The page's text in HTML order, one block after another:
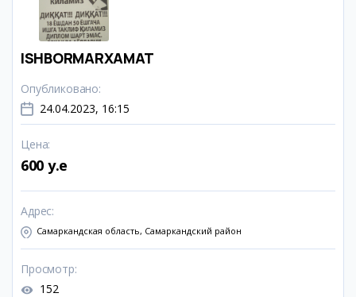
ISHBORMARXAMAT
Опубликовано:
24.04.2023, 16:15
Цена:
600 y.e
Адрес:
Самаркандская область, Самаркандский район
Просмотр:
152